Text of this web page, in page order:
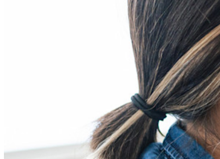
号化シークレットマネージャー。
わずか数行のコードでパスキーの機能などをアンロッ
アクセス・インテリジェンス